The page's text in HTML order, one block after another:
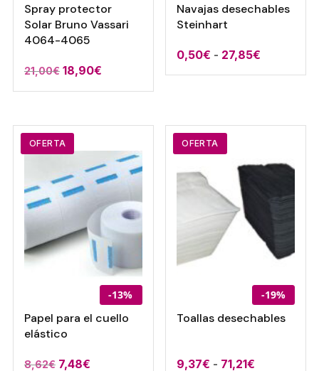
Spray protector
Solar Bruno Vassari
4064-4065
21,00€ El
precio
era:
21,00€.
18,90€El
precio
es:
Navajas desechables
Steinhart
0,50€ - 27,85€
de
0,50€
27,85€
OFERTA
-13%
Papel para el cuello
elástico
8,62€ El
7,48€El
OFERTA
-19%
Toallas desechables
9,37€ - 71,21€